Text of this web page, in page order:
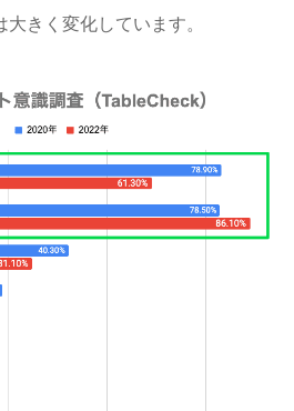
きく変化しています。